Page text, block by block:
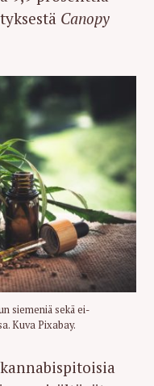
Canopy
siemeniä sekä ei-
Kuva Pixabay.